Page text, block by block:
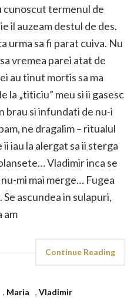
cunoscut termenul de
il auzeam destul de des.
urma sa fi parat cuiva. Nu
vremea parei atat de
au tinut mortis sa ma
la „titiciu” meu si ii gasesc
brau si infundati de nu-i
ne dragalim – ritualul
ii iau la alergat sa ii sterga
Vladimir inca se
mi mai merge… Fugea
ascundea in sulapuri,
am
Continue Reading
, Maria , Vladimir